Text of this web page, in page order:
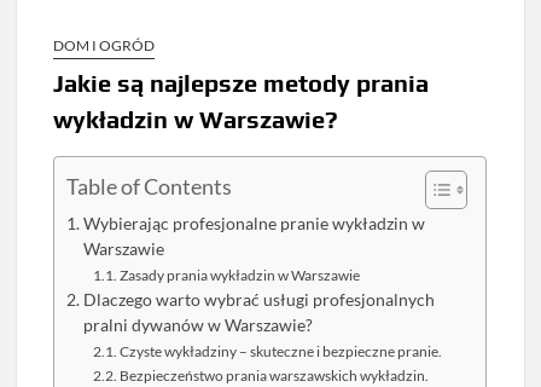
DOM I OGRÓD
Jakie są najlepsze metody prania
wykładzin w Warszawie?
Table of Contents
Wybierając profesjonalne pranie wykładzin w
Warszawie
Zasady prania wykładzin w Warszawie
Dlaczego warto wybrać usługi profesjonalnych
pralni dywanów w Warszawie?
Czyste wykładziny – skuteczne i bezpieczne pranie.
Bezpieczeństwo prania warszawskich wykładzin.